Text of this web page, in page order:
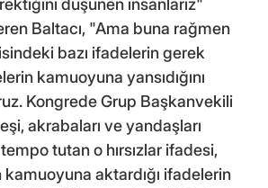
düşünen insanlarız"
Baltacı, "Ama buna rağmen
bazı ifadelerin gerek
kamuoyuna yansıdığını
Kongrede Grup Başkanvekili
akrabaları ve yandaşları
tutan o hırsızlar ifadesi,
kamuoyuna aktardığı ifadelerin